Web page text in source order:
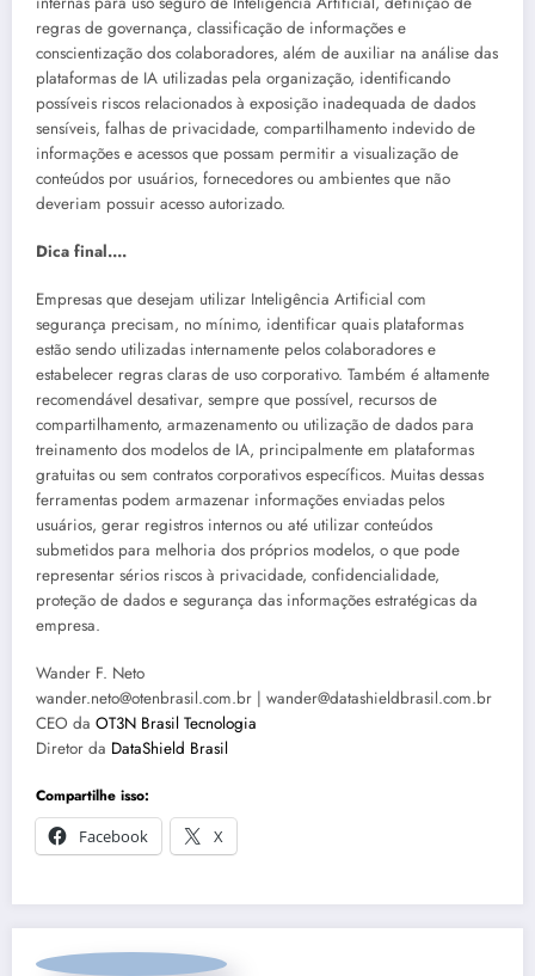
regras de governança, classificação de informações e
conscientização dos colaboradores, além de auxiliar na análise das
plataformas de IA utilizadas pela organização, identificando
possíveis riscos relacionados à exposição inadequada de dados
sensíveis, falhas de privacidade, compartilhamento indevido de
informações e acessos que possam permitir a visualização de
conteúdos por usuários, fornecedores ou ambientes que não
deveriam possuir acesso autorizado.
Dica final….
Empresas que desejam utilizar Inteligência Artificial com
segurança precisam, no mínimo, identificar quais plataformas
estão sendo utilizadas internamente pelos colaboradores e
estabelecer regras claras de uso corporativo. Também é altamente
recomendável desativar, sempre que possível, recursos de
compartilhamento, armazenamento ou utilização de dados para
treinamento dos modelos de IA, principalmente em plataformas
gratuitas ou sem contratos corporativos específicos. Muitas dessas
ferramentas podem armazenar informações enviadas pelos
usuários, gerar registros internos ou até utilizar conteúdos
submetidos para melhoria dos próprios modelos, o que pode
representar sérios riscos à privacidade, confidencialidade,
proteção de dados e segurança das informações estratégicas da
empresa.
Wander F. Neto
wander.neto@otenbrasil.com.br | wander@datashieldbrasil.com.br
CEO da OT3N Brasil Tecnologia
Diretor da DataShield Brasil
Compartilhe isso:
Facebook
X